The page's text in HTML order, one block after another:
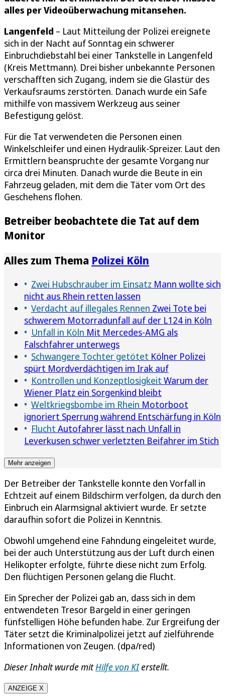
alles per Videoüberwachung mitansehen.
Langenfeld – Laut Mitteilung der Polizei ereignete
sich in der Nacht auf Sonntag ein schwerer
Einbruchdiebstahl bei einer Tankstelle in Langenfeld
(Kreis Mettmann). Drei bisher unbekannte Personen
verschafften sich Zugang, indem sie die Glastür des
Verkaufsraums zerstörten. Danach wurde ein Safe
mithilfe von massivem Werkzeug aus seiner
Befestigung gelöst.
Für die Tat verwendeten die Personen einen
Winkelschleifer und einen Hydraulik-Spreizer. Laut den
Ermittlern beanspruchte der gesamte Vorgang nur
circa drei Minuten. Danach wurde die Beute in ein
Fahrzeug geladen, mit dem die Täter vom Ort des
Geschehens flohen.
Betreiber beobachtete die Tat auf dem
Monitor
Alles zum Thema Polizei Köln
Zwei Hubschrauber im Einsatz Mann wollte sich
nicht aus Rhein retten lassen
Verdacht auf illegales Rennen Zwei Tote bei
schwerem Motorradunfall auf der L124 in Köln
Unfall in Köln Mit Mercedes-AMG als
Falschfahrer unterwegs
Schwangere Tochter getötet Kölner Polizei
spürt Mordverdächtigen im Irak auf
Kontrollen und Konzeptlosigkeit Warum der
Wiener Platz ein Sorgenkind bleibt
Weltkriegsbombe im Rhein Motorboot
ignoriert Sperrung während Entschärfung in Köln
Flucht Autofahrer lässt nach Unfall in
Leverkusen schwer verletzten Beifahrer im Stich
Mehr anzeigen
Der Betreiber der Tankstelle konnte den Vorfall in
Echtzeit auf einem Bildschirm verfolgen, da durch den
Einbruch ein Alarmsignal aktiviert wurde. Er setzte
daraufhin sofort die Polizei in Kenntnis.
Obwohl umgehend eine Fahndung eingeleitet wurde,
bei der auch Unterstützung aus der Luft durch einen
Helikopter erfolgte, führte diese nicht zum Erfolg.
Den flüchtigen Personen gelang die Flucht.
Ein Sprecher der Polizei gab an, dass sich in dem
entwendeten Tresor Bargeld in einer geringen
fünfstelligen Höhe befunden habe. Zur Ergreifung der
Täter setzt die Kriminalpolizei jetzt auf zielführende
Informationen von Zeugen. (dpa/red)
Dieser Inhalt wurde mitHilfe von KIerstellt.
ANZEIGE X